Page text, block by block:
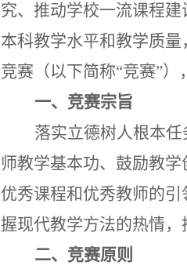
究、推动学校一流课程建
本科教学水平和教学质
竞赛（以下简称“竞赛”）
一、竞赛宗旨
落实立德树人根本
师教学基本功、鼓励教
优秀课程和优秀教师的
握现代教学方法的热情，
二、 竞赛原则